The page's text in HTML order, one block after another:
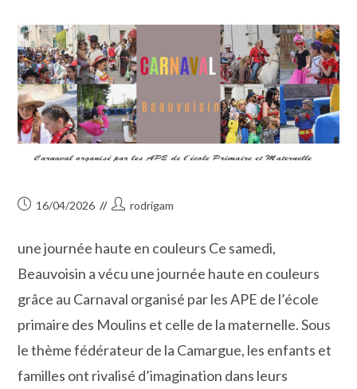
Publication
16/04/2026
Auteur/autrice
publication :
rodrigam
une journée haute en couleurs Ce samedi,
Beauvoisin a vécu une journée haute en couleurs
grâce au Carnaval organisé par les APE de l’école
primaire des Moulins et celle de la maternelle. Sous
le thème fédérateur de la Camargue, les enfants et
familles ont rivalisé d’imagination dans leurs